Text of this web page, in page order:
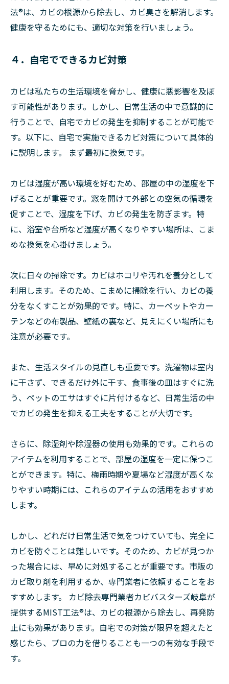
法®は、カビの根源から除去し、カビ臭さを解消します。
健康を守るためにも、適切な対策を行いましょう。
４．自宅でできるカビ対策
カビは私たちの生活環境を脅かし、健康に悪影響を及ぼ
す可能性があります。しかし、日常生活の中で意識的に
行うことで、自宅でカビの発生を抑制することが可能で
す。以下に、自宅で実施できるカビ対策について具体的
に説明します。 まず最初に換気です。
カビは湿度が高い環境を好むため、部屋の中の湿度を下
げることが重要です。窓を開けて外部との空気の循環を
促すことで、湿度を下げ、カビの発生を防ぎます。特
に、浴室や台所など湿度が高くなりやすい場所は、こま
めな換気を心掛けましょう。
次に日々の掃除です。カビはホコリや汚れを養分として
利用します。そのため、こまめに掃除を行い、カビの養
分をなくすことが効果的です。特に、カーペットやカー
テンなどの布製品、壁紙の裏など、見えにくい場所にも
注意が必要です。
また、生活スタイルの見直しも重要です。洗濯物は室内
に干さず、できるだけ外に干す、食事後の皿はすぐに洗
う、ペットのエサはすぐに片付けるなど、日常生活の中
でカビの発生を抑える工夫をすることが大切です。
さらに、除湿剤や除湿器の使用も効果的です。これらの
アイテムを利用することで、部屋の湿度を一定に保つこ
とができます。特に、梅雨時期や夏場など湿度が高くな
りやすい時期には、これらのアイテムの活用をおすすめ
します。
しかし、どれだけ日常生活で気をつけていても、完全に
カビを防ぐことは難しいです。そのため、カビが見つか
った場合には、早めに対処することが重要です。市販の
カビ取り剤を利用するか、専門業者に依頼することをお
すすめします。 カビ除去専門業者カビバスターズ岐阜が
提供するMIST工法®は、カビの根源から除去し、再発防
止にも効果があります。自宅での対策が限界を超えたと
感じたら、プロの力を借りることも一つの有効な手段で
す。